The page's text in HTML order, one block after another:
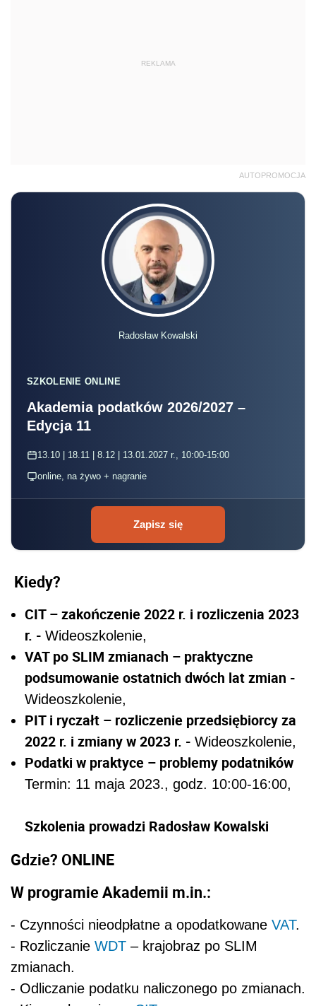
REKLAMA
AUTOPROMOCJA
Radosław Kowalski
SZKOLENIE ONLINE
Akademia podatków 2026/2027 –
Edycja 11
13.10 | 18.11 | 8.12 | 13.01.2027 r., 10:00-15:00
online, na żywo + nagranie
Zapisz się
Kiedy?
CIT – zakończenie 2022 r. i rozliczenia 2023
r. - Wideoszkolenie,
VAT po SLIM zmianach – praktyczne
podsumowanie ostatnich dwóch lat zmian -
Wideoszkolenie,
PIT i ryczałt – rozliczenie przedsiębiorcy za
2022 r. i zmiany w 2023 r. - Wideoszkolenie,
Podatki w praktyce – problemy podatników
Termin: 11 maja 2023., godz. 10:00-16:00,
Szkolenia prowadzi Radosław Kowalski
Gdzie? ONLINE
W programie Akademii m.in.:
- Czynności nieodpłatne a opodatkowane VAT.
- Rozliczanie WDT – krajobraz po SLIM
zmianach.
- Odliczanie podatku naliczonego po zmianach.